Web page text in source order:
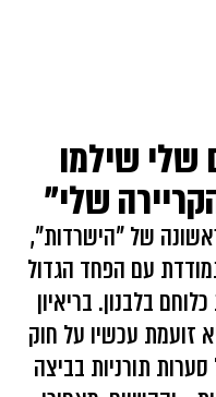
שלי שילמו
שלי"
של "הישרדות",
עם הפחד הגדול
בלבנון. בריאיון
זועמת עכשיו על חוק
תורניות בביצה